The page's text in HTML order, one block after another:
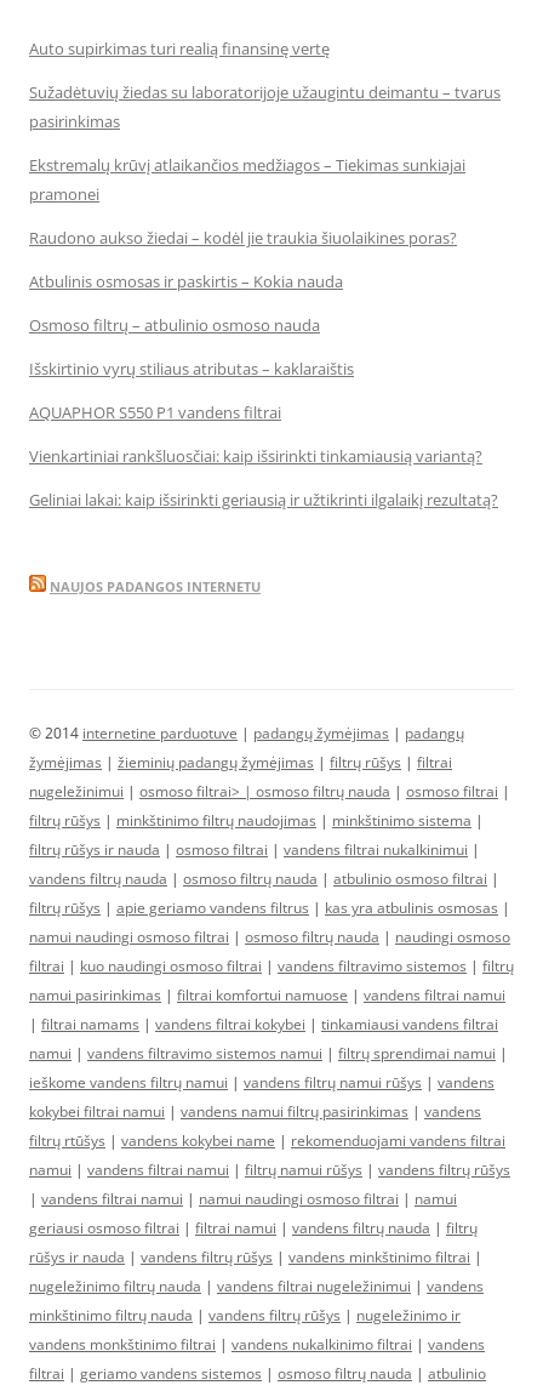
Auto supirkimas turi realią finansinę vertę
Sužadėtuvių žiedas su laboratorijoje užaugintu deimantu – tvarus
pasirinkimas
Ekstremalų krūvį atlaikančios medžiagos – Tiekimas sunkiajai
pramonei
Raudono aukso žiedai – kodėl jie traukia šiuolaikines poras?
Atbulinis osmosas ir paskirtis – Kokia nauda
Osmoso filtrų – atbulinio osmoso nauda
Išskirtinio vyrų stiliaus atributas – kaklaraištis
AQUAPHOR S550 P1 vandens filtrai
Vienkartiniai rankšluosčiai: kaip išsirinkti tinkamiausią variantą?
Geliniai lakai: kaip išsirinkti geriausią ir užtikrinti ilgalaikį rezultatą?
NAUJOS PADANGOS INTERNETU
© 2014 internetine parduotuve | padangų žymėjimas | padangų
žymėjimas | žieminių padangų žymėjimas | filtrų rūšys | filtrai
nugeležinimui | osmoso filtrai> | osmoso filtrų nauda | osmoso filtrai |
filtrų rūšys | minkštinimo filtrų naudojimas | minkštinimo sistema |
filtrų rūšys ir nauda | osmoso filtrai | vandens filtrai nukalkinimui |
vandens filtrų nauda | osmoso filtrų nauda | atbulinio osmoso filtrai |
filtrų rūšys | apie geriamo vandens filtrus | kas yra atbulinis osmosas |
namui naudingi osmoso filtrai | osmoso filtrų nauda | naudingi osmoso
filtrai | kuo naudingi osmoso filtrai | vandens filtravimo sistemos | filtrų
namui pasirinkimas | filtrai komfortui namuose | vandens filtrai namui
| filtrai namams | vandens filtrai kokybei | tinkamiausi vandens filtrai
namui | vandens filtravimo sistemos namui | filtrų sprendimai namui |
ieškome vandens filtrų namui | vandens filtrų namui rūšys | vandens
kokybei filtrai namui | vandens namui filtrų pasirinkimas | vandens
filtrų rtūšys | vandens kokybei name | rekomenduojami vandens filtrai
namui | vandens filtrai namui | filtrų namui rūšys | vandens filtrų rūšys
| vandens filtrai namui | namui naudingi osmoso filtrai | namui
geriausi osmoso filtrai | filtrai namui | vandens filtrų nauda | filtrų
rūšys ir nauda | vandens filtrų rūšys | vandens minkštinimo filtrai |
nugeležinimo filtrų nauda | vandens filtrai nugeležinimui | vandens
minkštinimo filtrų nauda | vandens filtrų rūšys | nugeležinimo ir
vandens monkštinimo filtrai | vandens nukalkinimo filtrai | vandens
filtrai | geriamo vandens sistemos | osmoso filtrų nauda | atbulinio